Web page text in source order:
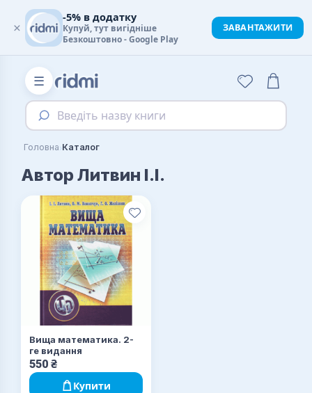
☰
Введіть назву книги
Головна›Каталог
Автор Литвин І.І.
Вища математика. 2-
ге видання
550 ₴
Купити
×
-5% в додатку
Купуй, тут вигідніше
Безкоштовно - Google Play
ЗАВАНТАЖИТИ